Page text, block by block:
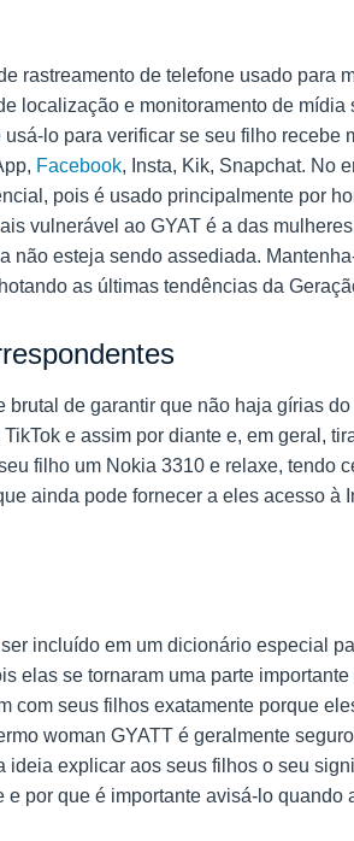
rastreamento de telefone usado para
localização e monitoramento de
lo para verificar se seu filho recebe
Facebook, Insta, Kik, Snapchat. No
pois é usado principalmente por
vulnerável ao GYAT é a das
não esteja sendo assediada.
as últimas tendências da
brutal de garantir que não haja gírias
e assim por diante e, em geral,
filho um Nokia 3310 e relaxe, tendo
ainda pode fornecer a eles acesso à
incluído em um dicionário especial
elas se tornaram uma parte
com seus filhos exatamente porque
woman GYATT é geralmente
ideia explicar aos seus filhos o seu
e por que é importante avisá-lo quando